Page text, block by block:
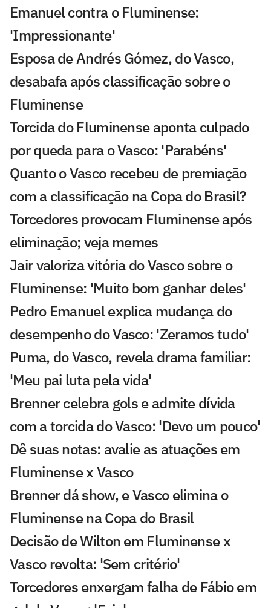
Emanuel contra o Fluminense:
'Impressionante'
Esposa de Andrés Gómez, do Vasco,
desabafa após classificação sobre o
Fluminense
Torcida do Fluminense aponta culpado
por queda para o Vasco: 'Parabéns'
Quanto o Vasco recebeu de premiação
com a classificação na Copa do Brasil?
Torcedores provocam Fluminense após
eliminação; veja memes
Jair valoriza vitória do Vasco sobre o
Fluminense: 'Muito bom ganhar deles'
Pedro Emanuel explica mudança do
desempenho do Vasco: 'Zeramos tudo'
Puma, do Vasco, revela drama familiar:
'Meu pai luta pela vida'
Brenner celebra gols e admite dívida
com a torcida do Vasco: 'Devo um pouco'
Dê suas notas: avalie as atuações em
Fluminense x Vasco
Brenner dá show, e Vasco elimina o
Fluminense na Copa do Brasil
Decisão de Wilton em Fluminense x
Vasco revolta: 'Sem critério'
Torcedores enxergam falha de Fábio em